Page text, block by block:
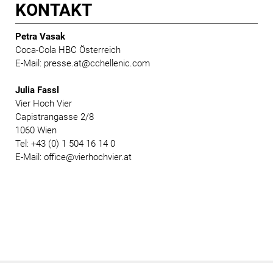
KONTAKT
Petra Vasak
Coca-Cola HBC Österreich
E-Mail: presse.at@cchellenic.com
Julia Fassl
Vier Hoch Vier
Capistrangasse 2/8
1060 Wien
Tel: +43 (0) 1 504 16 14 0
E-Mail: office@vierhochvier.at